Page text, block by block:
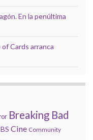
En la penúltima
Cards arranca
Breaking Bad
Cine Community